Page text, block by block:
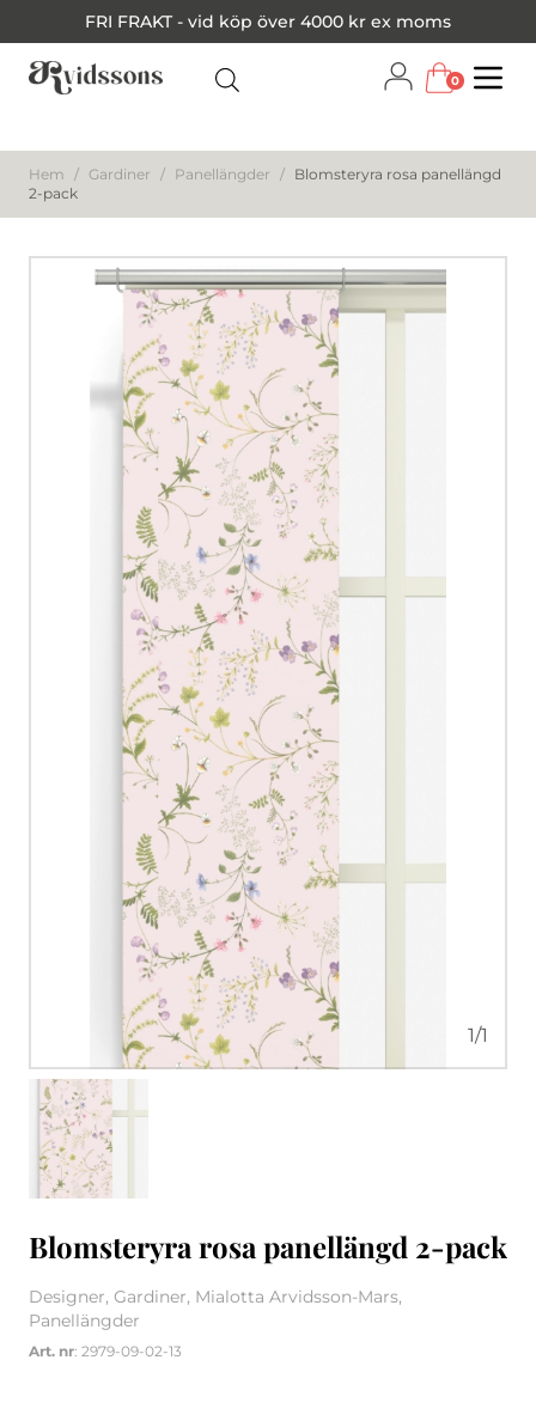
FRI FRAKT - vid köp över 4000 kr ex moms
0
Hem / Gardiner / Panellängder / Blomsteryra rosa panellängd
2-pack
1/1
Blomsteryra rosa panellängd 2-pack
Designer, Gardiner, Mialotta Arvidsson-Mars,
Panellängder
Art. nr: 2979-09-02-13